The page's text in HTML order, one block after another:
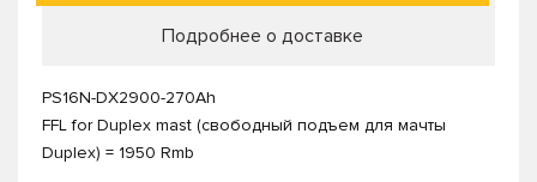
Подробнее о доставке
PS16N-DX2900-270Ah
FFL for Duplex mast (свободный подъем для мачты
Duplex) = 1950 Rmb